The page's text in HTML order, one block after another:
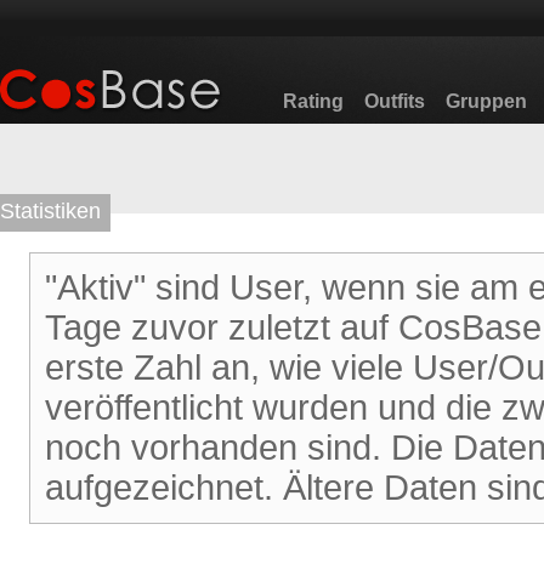
Rating Outfits Gruppen
Statistiken
"Aktiv" sind User, wenn sie am
Tage zuvor zuletzt auf
erste Zahl an, wie viele User/
veröffentlicht wurden und die
noch vorhanden sind. Die
aufgezeichnet. Ältere Daten